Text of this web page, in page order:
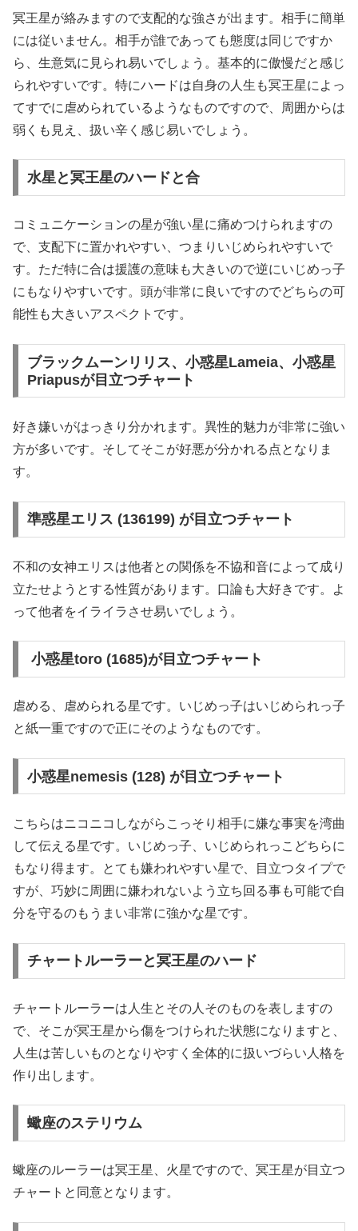
冥王星が絡みますので支配的な強さが出ます。相手に簡単
には従いません。相手が誰であっても態度は同じですか
ら、生意気に見られ易いでしょう。基本的に傲慢だと感じ
られやすいです。特にハードは自身の人生も冥王星によっ
てすでに虐められているようなものですので、周囲からは
弱くも見え、扱い辛く感じ易いでしょう。
水星と冥王星のハードと合
コミュニケーションの星が強い星に痛めつけられますの
で、支配下に置かれやすい、つまりいじめられやすいで
す。ただ特に合は援護の意味も大きいので逆にいじめっ子
にもなりやすいです。頭が非常に良いですのでどちらの可
能性も大きいアスペクトです。
ブラックムーンリリス、小惑星Lameia、小惑星
Priapusが目立つチャート
好き嫌いがはっきり分かれます。異性的魅力が非常に強い
方が多いです。そしてそこが好悪が分かれる点となりま
す。
準惑星エリス (136199) が目立つチャート
不和の女神エリスは他者との関係を不協和音によって成り
立たせようとする性質があります。口論も大好きです。よ
って他者をイライラさせ易いでしょう。
小惑星toro (1685)が目立つチャート
虐める、虐められる星です。いじめっ子はいじめられっ子
と紙一重ですので正にそのようなものです。
小惑星nemesis (128) が目立つチャート
こちらはニコニコしながらこっそり相手に嫌な事実を湾曲
して伝える星です。いじめっ子、いじめられっこどちらに
もなり得ます。とても嫌われやすい星で、目立つタイプで
すが、巧妙に周囲に嫌われないよう立ち回る事も可能で自
分を守るのもうまい非常に強かな星です。
チャートルーラーと冥王星のハード
チャートルーラーは人生とその人そのものを表しますの
で、そこが冥王星から傷をつけられた状態になりますと、
人生は苦しいものとなりやすく全体的に扱いづらい人格を
作り出します。
蠍座のステリウム
蠍座のルーラーは冥王星、火星ですので、冥王星が目立つ
チャートと同意となります。